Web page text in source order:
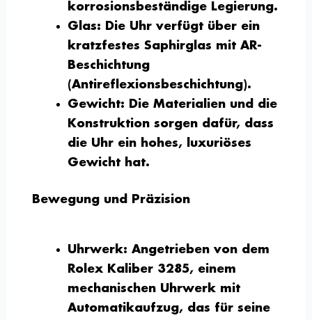
korrosionsbeständige Legierung.
Glas: Die Uhr verfügt über ein
kratzfestes Saphirglas mit AR-
Beschichtung
(Antireflexionsbeschichtung).
Gewicht: Die Materialien und die
Konstruktion sorgen dafür, dass
die Uhr ein hohes, luxuriöses
Gewicht hat.
Bewegung und Präzision
Uhrwerk: Angetrieben von dem
Rolex Kaliber 3285, einem
mechanischen Uhrwerk mit
Automatikaufzug, das für seine